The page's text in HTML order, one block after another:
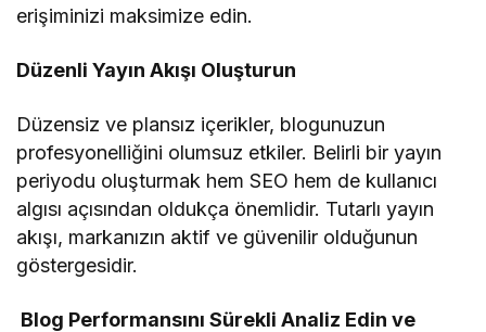
erişiminizi maksimize edin.
Düzenli Yayın Akışı Oluşturun
Düzensiz ve plansız içerikler, blogunuzun
profesyonelliğini olumsuz etkiler. Belirli bir yayın
periyodu oluşturmak hem SEO hem de kullanıcı
algısı açısından oldukça önemlidir. Tutarlı yayın
akışı, markanızın aktif ve güvenilir olduğunun
göstergesidir.
Blog Performansını Sürekli Analiz Edin ve